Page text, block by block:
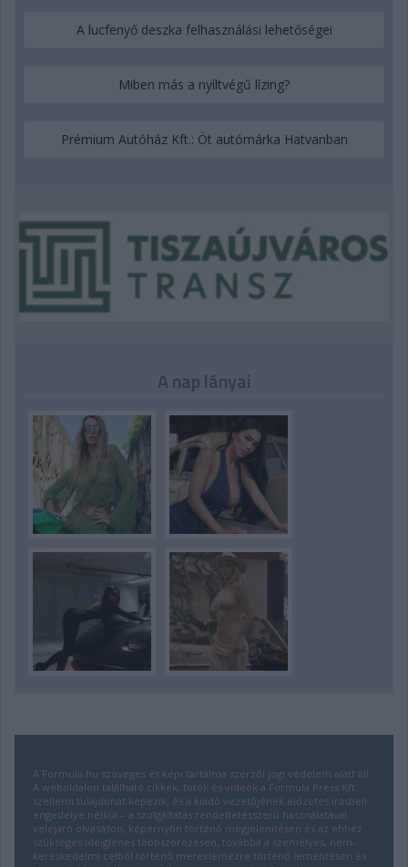
A lucfenyő deszka felhasználási lehetőségei
Miben más a nyíltvégű lízing?
Prémium Autóház Kft.: Öt autómárka Hatvanban
A nap lányai
A Formula.hu szöveges és képi tartalma szerzői jogi védelem alatt áll.
A weboldalon található cikkek, fotók és videók a Formula Press Kft.
szellemi tulajdonát képezik, és a kiadó vezetőjének előzetes írásbeli
engedélye nélkül – a szolgáltatás rendeltetésszerű használatával
velejáró olvasáson, képernyőn történő megjelenítésen és az ehhez
szükséges ideiglenes többszörözésen, továbbá a személyes, nem-
kereskedelmi célból történő merevlemezre történő lementésen és